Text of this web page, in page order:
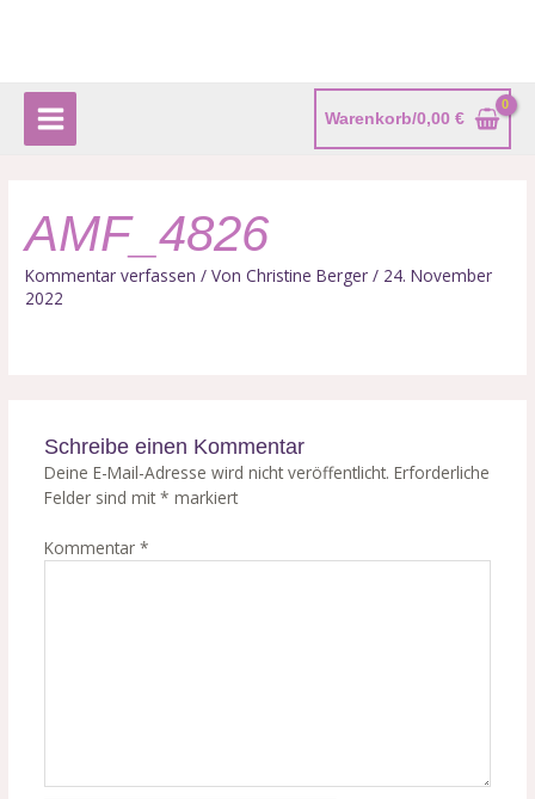
Warenkorb/0,00€
AMF_4826
Kommentar verfassen / VonChristine Berger/ 24. November
2022
Schreibe einen Kommentar
Deine E-Mail-Adresse wird nicht veröffentlicht. Erforderliche
Felder sind mit * markiert
Kommentar *